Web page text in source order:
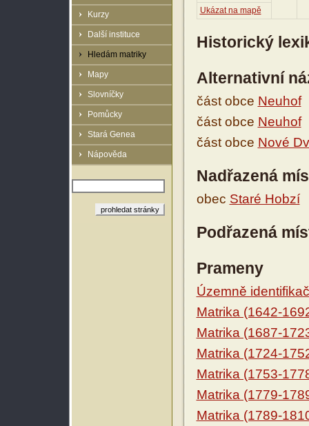
Kurzy
Další instituce
Hledám matriky
Mapy
Slovníčky
Pomůcky
Stará Genea
Nápověda
Ukázat na mapě
Historický
Alternativní
část obce Neuhof
část obce Neuhof
část obce Nové
Nadřazená
obec Staré Hobzí
Podřazená
Prameny
Územně
Matrika (1642-
Matrika (1687-
Matrika (1724-
Matrika (1753-
Matrika (1779-
Matrika (1789-